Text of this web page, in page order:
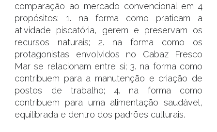
comparação ao mercado convencional em 4
propósitos: 1. na forma como praticam a
atividade piscatória, gerem e preservam os
recursos naturais; 2. na forma como os
protagonistas envolvidos no Cabaz Fresco
Mar se relacionam entre si; 3. na forma como
contribuem para a manutenção e criação de
postos de trabalho; 4. na forma como
contribuem para uma alimentação saudável,
equilibrada e dentro dos padrões culturais.